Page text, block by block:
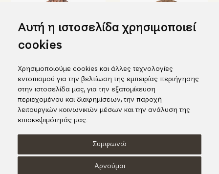
Αυτή η ιστοσελίδα χρησιμοποιεί
cookies
Χρησιμοποιούμε cookies και άλλες τεχνολογίες
εντοπισμού για την βελτίωση της εμπειρίας περιήγησης
στην ιστοσελίδα μας, για την εξατομίκευση
περιεχομένου και διαφημίσεων, την παροχή
λειτουργιών κοινωνικών μέσων και την ανάλυση της
επισκεψιμότητάς μας.
Συμφωνώ
Αρνούμαι
Κεραμικός δίσκος με σφαίρα
215,00€
Κεραμικός δίσκος με
διακόσμηση πορσελάνης
490,00€
Πολιτική Cookies